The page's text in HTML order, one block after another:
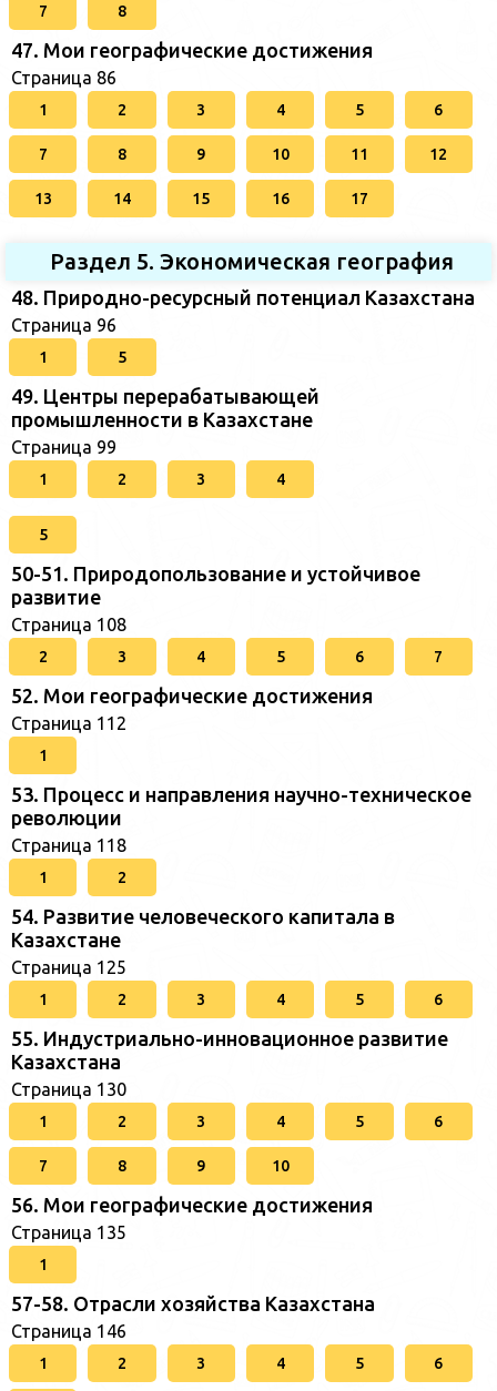
7 8
47. Мои географические достижения
Страница 86
1 2 3 4 5 6
7 8 9 10 11 12
13 14 15 16 17
Раздел 5. Экономическая география
48. Природно-ресурсный потенциал Казахстана
Страница 96
1 5
49. Центры перерабатывающей
промышленности в Казахстане
Страница 99
1 2 3 4
5
50-51. Природопользование и устойчивое
развитие
Страница 108
2 3 4 5 6 7
52. Мои географические достижения
Страница 112
1
53. Процесс и направления научно-техническое
революции
Страница 118
1 2
54. Развитие человеческого капитала в
Казахстане
Страница 125
1 2 3 4 5 6
55. Индустриально-инновационное развитие
Казахстана
Страница 130
1 2 3 4 5 6
7 8 9 10
56. Мои географические достижения
Страница 135
1
57-58. Отрасли хозяйства Казахстана
Страница 146
1 2 3 4 5 6